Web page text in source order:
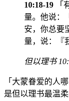
10:18-19 「
量。他说：
安，你总要
量，说：『
但以理书
「大蒙眷爱的人
是但以理书最温